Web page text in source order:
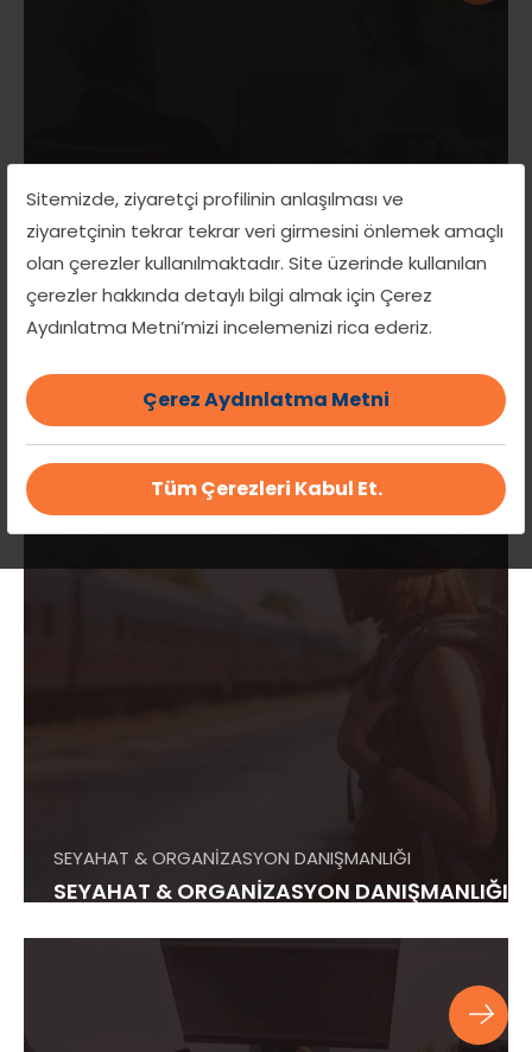
Sitemizde, ziyaretçi profilinin anlaşılması ve
ziyaretçinin tekrar tekrar veri girmesini önlemek amaçlı
olan çerezler kullanılmaktadır. Site üzerinde kullanılan
çerezler hakkında detaylı bilgi almak için Çerez
Aydınlatma Metni’mizi incelemenizi rica ederiz.
Çerez Aydınlatma Metni
Tüm Çerezleri Kabul Et.
PSİKOLOJİK DANIŞMANLIK
PSİKOLOJİK DANIŞMANLIK
SEYAHAT & ORGANİZASYON DANIŞMANLIĞI
SEYAHAT & ORGANİZASYON DANIŞMANLIĞI